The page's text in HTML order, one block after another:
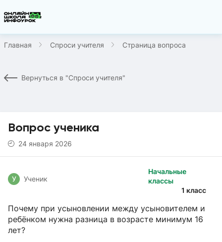
Главная Спроси учителя Страница вопроса
Вернуться в "Спроси учителя"
Вопрос ученика
24 января 2026
Начальные
классы
1 класс
У Ученик
Почему при усыновлении между усыновителем и
ребёнком нужна разница в возрасте минимум 16
лет?